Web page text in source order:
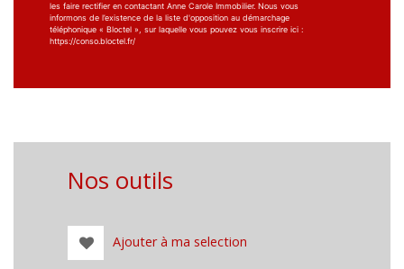
les faire rectifier en contactant Anne Carole Immobilier. Nous vous
informons de l’existence de la liste d'opposition au démarchage
téléphonique « Bloctel », sur laquelle vous pouvez vous inscrire ici :
https://conso.bloctel.fr/
Nos outils
Ajouter à ma selection